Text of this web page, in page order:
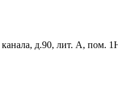
канала, д.90, лит. А, пом.